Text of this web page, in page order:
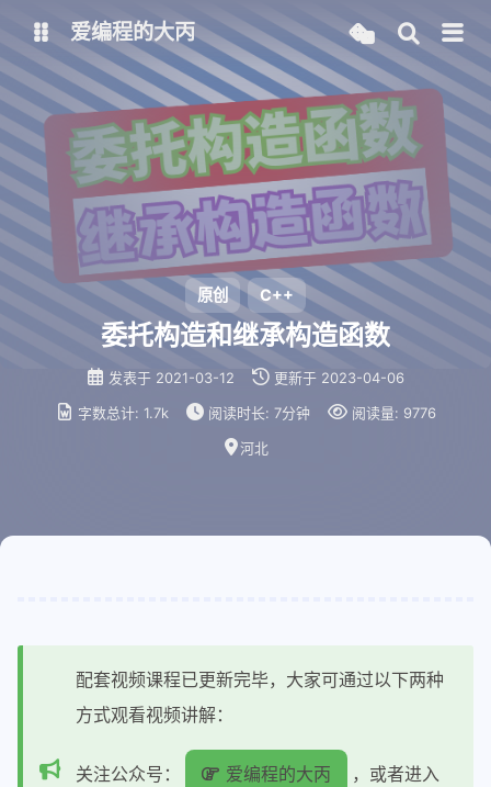
英文版 中文版
大丙课堂 微信公众号
QQ交流群 微信
留言板 码云
了凡四训 俞静公遇灶神记
心经
爱编程的大丙
原创 C++
委托构造和继承构造函数
发表于 2021-03-12 更新于 2023-04-06
字数总计: 1.7k 阅读时长: 7分钟 阅读量: 9776
河北
配套视频课程已更新完毕，大家可通过以下两种
方式观看视频讲解：
关注公众号： 爱编程的大丙 ，或者进入